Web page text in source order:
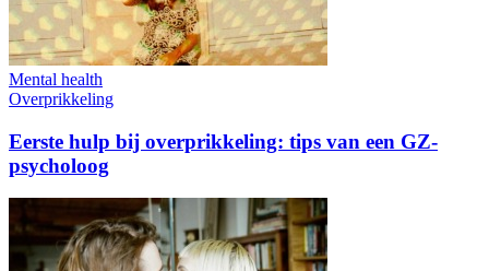
Mental health
Overprikkeling
Eerste hulp bij overprikkeling: tips van een GZ-
psycholoog